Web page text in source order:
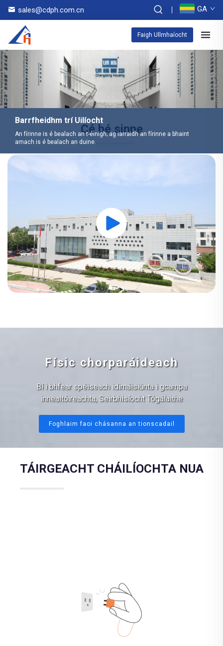
sales@cdph.com.cn GA
Faigh Ullmhaíocht
Barrfheidhm trí Uilíocht
An fírinne is é bealach an t-éinigh; ag iarraidh an fírinne a bhaint
amach is é bealach an duine.
Cé hé sinne
Físic chorparáideach
Bí i bhfear spéiseach idirnáisiúnta i gcampa
innealtóireachta, Seirbhisíocht Tógálaithe
Foghlaim faoi chásanna an tionscadail
TÁIRGEACHT CHÁILÍOCHTA NUA